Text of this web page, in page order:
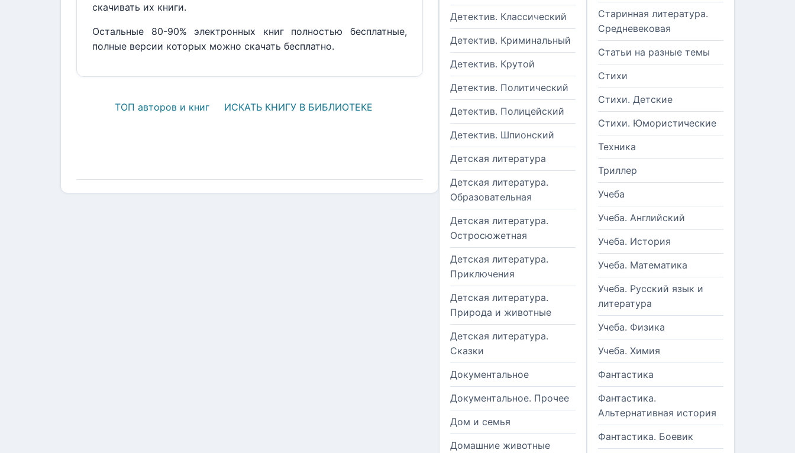
скачивать их книги.
Остальные 80-90% электронных книг полностью бесплатные,
полные версии которых можно скачать бесплатно.
ТОП авторов и книг ИСКАТЬ КНИГУ В БИБЛИОТЕКЕ
Детектив. Классический
Детектив. Криминальный
Детектив. Крутой
Детектив. Политический
Детектив. Полицейский
Детектив. Шпионский
Детская литература
Детская литература.
Образовательная
Детская литература.
Остросюжетная
Детская литература.
Приключения
Детская литература.
Природа и животные
Детская литература.
Сказки
Документальное
Документальное. Прочее
Дом и семья
Домашние животные
Старинная литература.
Средневековая
Статьи на разные темы
Стихи
Стихи. Детские
Стихи. Юмористические
Техника
Триллер
Учеба
Учеба. Английский
Учеба. История
Учеба. Математика
Учеба. Русский язык и
литература
Учеба. Физика
Учеба. Химия
Фантастика
Фантастика.
Альтернативная история
Фантастика. Боевик